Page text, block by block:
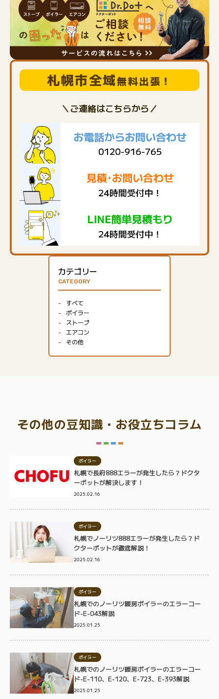
カテゴリー
CATEGORY
すべて
ボイラー
ストーブ
エアコン
その他
札幌市全域無料出張！
＼ご連絡はこちらから／
その他の豆知識・お役立ちコラム
ボイラー
札幌で長府888エラーが発生したら？ドクタ
ーポットが解決します！
2025.02.16
ボイラー
札幌でノーリツ888エラーが発生したら？ド
クターポットが徹底解説！
2025.02.16
ボイラー
札幌でのノーリツ暖房ボイラーのエラーコー
ド-E-043解説
2025.01.25
ボイラー
札幌でのノーリツ暖房ボイラーのエラーコー
ド-E-110、E-120、E-723、E-393解説
2025.01.25